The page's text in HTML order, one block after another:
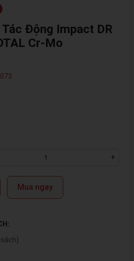
Động Impact DR
Cr-Mo
+
Mua ngay